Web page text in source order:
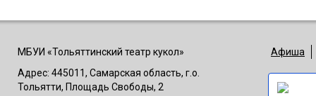
МБУИ «Тольяттинский театр кукол»
Адрес: 445011, Самарская область, г.о.
Тольятти, Площадь Свободы, 2
Афиша